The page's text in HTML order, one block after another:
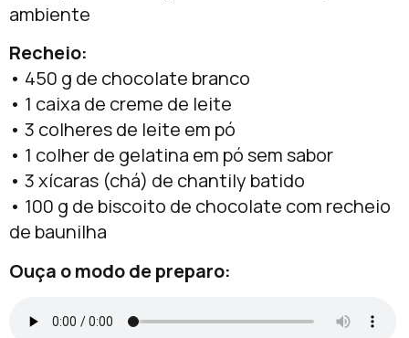
ambiente
Recheio:
• 450 g de chocolate branco
• 1 caixa de creme de leite
• 3 colheres de leite em pó
• 1 colher de gelatina em pó sem sabor
• 3 xícaras (chá) de chantily batido
• 100 g de biscoito de chocolate com recheio
de baunilha
Ouça o modo de preparo: